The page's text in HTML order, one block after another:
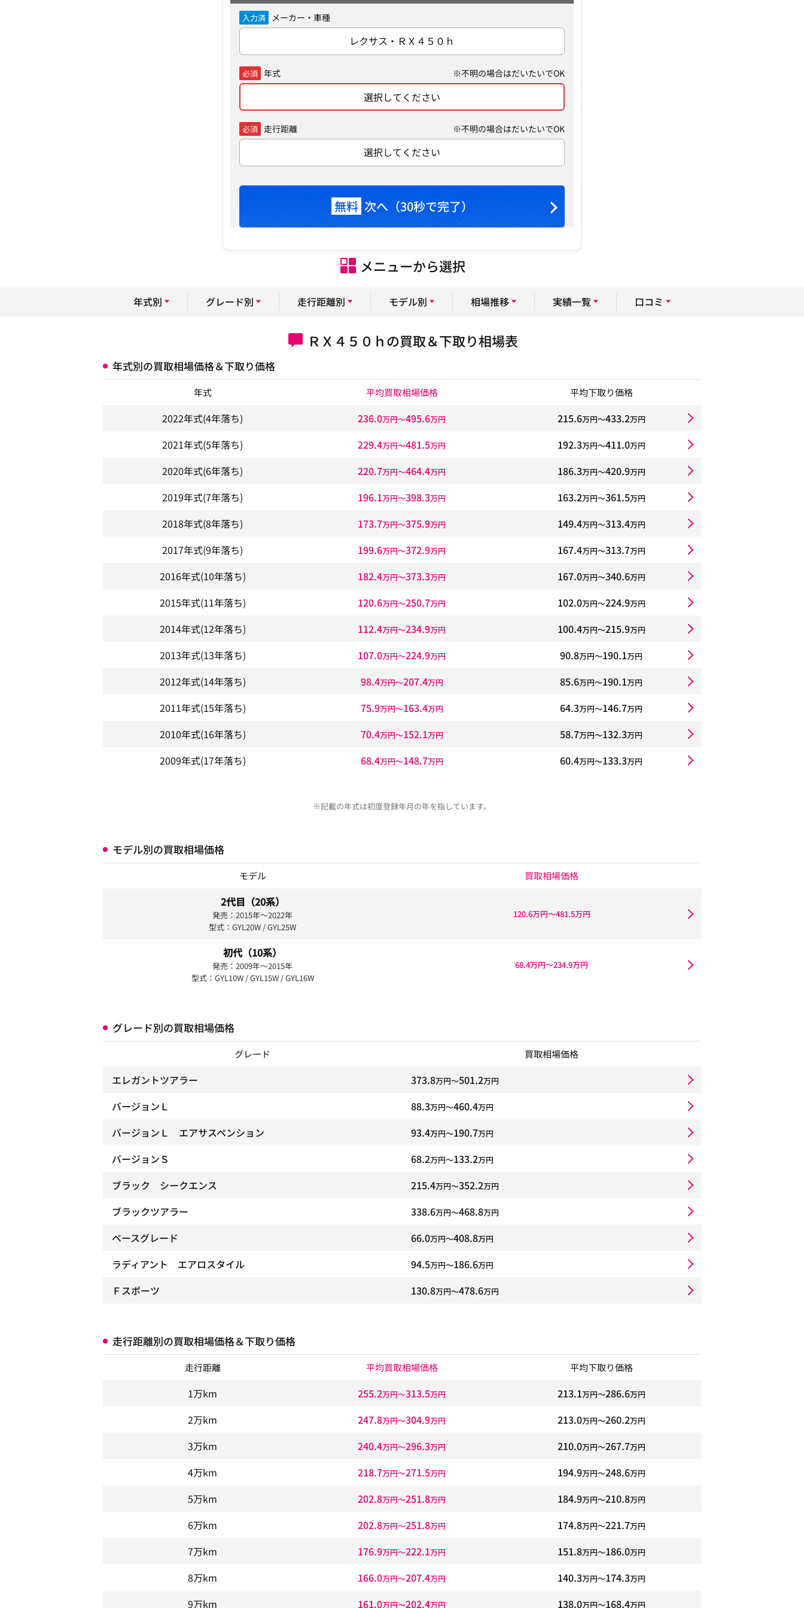
入力済 メーカー・車種
レクサス・ＲＸ４５０ｈ
必須 年式 ※不明の場合はだいたいでOK
選択してください
必須 走行距離 ※不明の場合はだいたいでOK
選択してください
無料 次へ（30秒で完了）
メニューから選択
年式別 グレード別 走行距離別 モデル別 相場推移 実績一覧 口コミ
ＲＸ４５０ｈの買取＆下取り相場表
年式別の買取相場価格＆下取り価格
年式 平均買取相場価格 平均下取り価格
2022年式(4年落ち) 236.0万円〜495.6万円 215.6万円〜433.2万円
2021年式(5年落ち) 229.4万円〜481.5万円 192.3万円〜411.0万円
2020年式(6年落ち) 220.7万円〜464.4万円 186.3万円〜420.9万円
2019年式(7年落ち) 196.1万円〜398.3万円 163.2万円〜361.5万円
2018年式(8年落ち) 173.7万円〜375.9万円 149.4万円〜313.4万円
2017年式(9年落ち) 199.6万円〜372.9万円 167.4万円〜313.7万円
2016年式(10年落ち) 182.4万円〜373.3万円 167.0万円〜340.6万円
2015年式(11年落ち) 120.6万円〜250.7万円 102.0万円〜224.9万円
2014年式(12年落ち) 112.4万円〜234.9万円 100.4万円〜215.9万円
2013年式(13年落ち) 107.0万円〜224.9万円 90.8万円〜190.1万円
2012年式(14年落ち) 98.4万円〜207.4万円 85.6万円〜190.1万円
2011年式(15年落ち) 75.9万円〜163.4万円 64.3万円〜146.7万円
2010年式(16年落ち) 70.4万円〜152.1万円 58.7万円〜132.3万円
2009年式(17年落ち) 68.4万円〜148.7万円 60.4万円〜133.3万円
※記載の年式は初度登録年月の年を指しています。
モデル別の買取相場価格
モデル 買取相場価格
2代目（20系）
発売：2015年〜2022年
型式：GYL20W / GYL25W
120.6万円〜481.5万円
初代（10系）
発売：2009年〜2015年
型式：GYL10W / GYL15W / GYL16W
68.4万円〜234.9万円
グレード別の買取相場価格
グレード 買取相場価格
エレガントツアラー 373.8万円〜501.2万円
バージョンＬ 88.3万円〜460.4万円
バージョンＬ エアサスペンション 93.4万円〜190.7万円
バージョンＳ 68.2万円〜133.2万円
ブラック シークエンス 215.4万円〜352.2万円
ブラックツアラー 338.6万円〜468.8万円
ベースグレード 66.0万円〜408.8万円
ラディアント エアロスタイル 94.5万円〜186.6万円
Ｆスポーツ 130.8万円〜478.6万円
走行距離別の買取相場価格＆下取り価格
走行距離 平均買取相場価格 平均下取り価格
1万km 255.2万円〜313.5万円 213.1万円〜286.6万円
2万km 247.8万円〜304.9万円 213.0万円〜260.2万円
3万km 240.4万円〜296.3万円 210.0万円〜267.7万円
4万km 218.7万円〜271.5万円 194.9万円〜248.6万円
5万km 202.8万円〜251.8万円 184.9万円〜210.8万円
6万km 202.8万円〜251.8万円 174.8万円〜221.7万円
7万km 176.9万円〜222.1万円 151.8万円〜186.0万円
8万km 166.0万円〜207.4万円 140.3万円〜174.3万円
9万km 161.0万円〜202.4万円 138.0万円〜168.4万円